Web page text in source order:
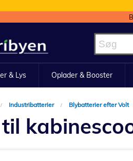
& Lys Oplader & Booster
Industribatterier Blybatterier efter Volt